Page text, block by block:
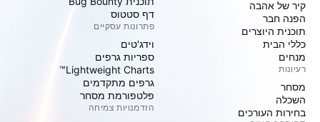
קיר של אהבה
הפנה חבר
תוכנית היוצרים
כללי הבית
מנחים
רעיונות
מסחר
השכלה
בחירות העורכים
דף סטטוס
פתרונות עסקיים
וידג'טים
ספריות גרפים
Lightweight Charts™
גרפים מתקדמים
פלטפורמת מסחר
הזדמנויות צמיחה